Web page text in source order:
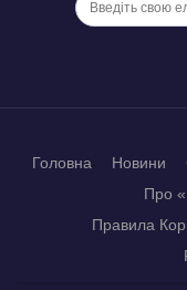
Головна Новини
Про
Правила